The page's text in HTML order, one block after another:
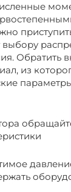
Обратить
из